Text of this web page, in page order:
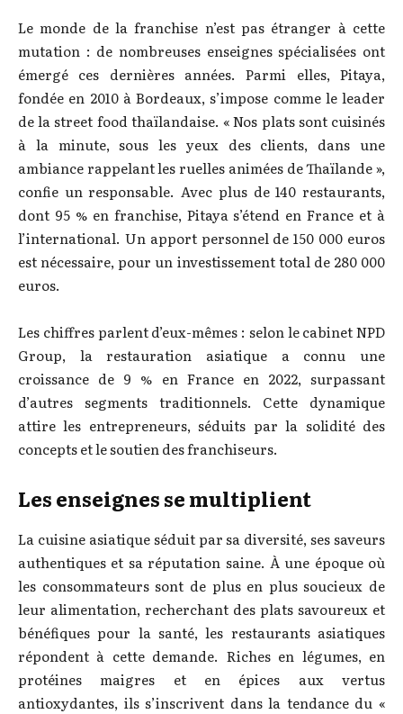
Le monde de la franchise n’est pas étranger à cette
mutation : de nombreuses enseignes spécialisées ont
émergé ces dernières années. Parmi elles, Pitaya,
fondée en 2010 à Bordeaux, s’impose comme le leader
de la street food thaïlandaise. « Nos plats sont cuisinés
à la minute, sous les yeux des clients, dans une
ambiance rappelant les ruelles animées de Thaïlande »,
confie un responsable. Avec plus de 140 restaurants,
dont 95 % en franchise, Pitaya s’étend en France et à
l’international. Un apport personnel de 150 000 euros
est nécessaire, pour un investissement total de 280 000
euros.
Les chiffres parlent d’eux-mêmes : selon le cabinet NPD
Group, la restauration asiatique a connu une
croissance de 9 % en France en 2022, surpassant
d’autres segments traditionnels. Cette dynamique
attire les entrepreneurs, séduits par la solidité des
concepts et le soutien des franchiseurs.
Les enseignes se multiplient
La cuisine asiatique séduit par sa diversité, ses saveurs
authentiques et sa réputation saine. À une époque où
les consommateurs sont de plus en plus soucieux de
leur alimentation, recherchant des plats savoureux et
bénéfiques pour la santé, les restaurants asiatiques
répondent à cette demande. Riches en légumes, en
protéines maigres et en épices aux vertus
antioxydantes, ils s’inscrivent dans la tendance du «